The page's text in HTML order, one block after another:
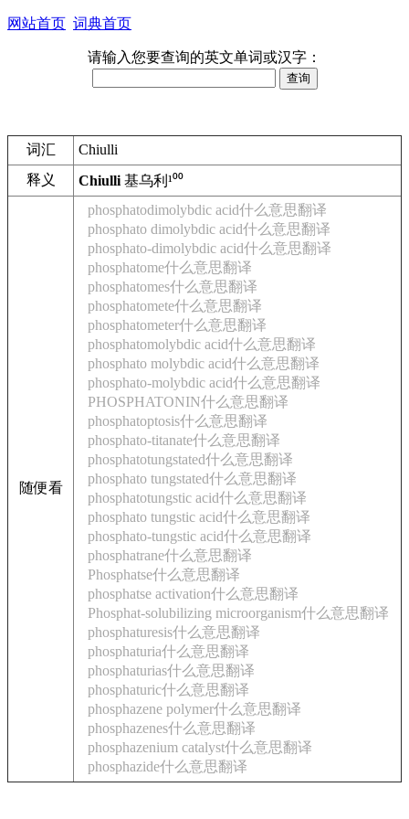
网站首页 词典首页
请输入您要查询的英文单词或汉字：
词汇
Chiulli
释义
Chiulli 基乌利 ¹⁰⁰
随便看
phosphatodimolybdic acid什么意思翻译
phosphato dimolybdic acid什么意思翻译
phosphato-dimolybdic acid什么意思翻译
phosphatome什么意思翻译
phosphatomes什么意思翻译
phosphatomete什么意思翻译
phosphatometer什么意思翻译
phosphatomolybdic acid什么意思翻译
phosphato molybdic acid什么意思翻译
phosphato-molybdic acid什么意思翻译
PHOSPHATONIN什么意思翻译
phosphatoptosis什么意思翻译
phosphato-titanate什么意思翻译
phosphatotungstated什么意思翻译
phosphato tungstated什么意思翻译
phosphatotungstic acid什么意思翻译
phosphato tungstic acid什么意思翻译
phosphato-tungstic acid什么意思翻译
phosphatrane什么意思翻译
Phosphatse什么意思翻译
phosphatse activation什么意思翻译
Phosphat-solubilizing microorganism什么意思翻译
phosphaturesis什么意思翻译
phosphaturia什么意思翻译
phosphaturias什么意思翻译
phosphaturic什么意思翻译
phosphazene polymer什么意思翻译
phosphazenes什么意思翻译
phosphazenium catalyst什么意思翻译
phosphazide什么意思翻译